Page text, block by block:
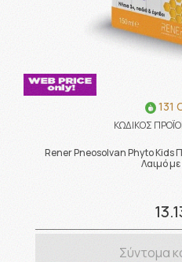
131
ΚΩΔΙΚΟΣ
Rener Pneosolvan Phyto Kids
Λαιμό
Σύντομα